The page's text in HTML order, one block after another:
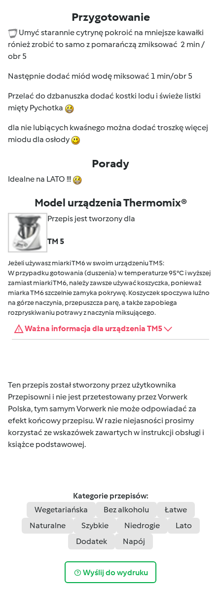
Przygotowanie
Umyć starannie cytrynę pokroić na mniejsze kawałki
rónież zrobić to samo z pomarańczą zmiksować 2 min /
obr 5
Następnie dodać miód wodę miksować 1 min/obr 5
Przelać do dzbanuszka dodać kostki lodu i świeże listki
mięty Pychotka
dla nie lubiących kwaśnego można dodać troszkę więcej
miodu dla osłody
Porady
Idealne na LATO !!!
Model urządzenia Thermomix®
Przepis jest tworzony dla
TM 5
Jeżeli używasz miarki TM6 w swoim urządzeniu TM5:
W przypadku gotowania (duszenia) w temperaturze 95°C i wyższej
zamiast miarki TM6, należy zawsze używać koszyczka, ponieważ
miarka TM6 szczelnie zamyka pokrywę. Koszyczek spoczywa luźno
na górze naczynia, przepuszcza parę, a także zapobiega
rozpryskiwaniu potrawy z naczynia miksującego.
Ważna informacja dla urządzenia TM5
Ten przepis został stworzony przez użytkownika
Przepisowni i nie jest przetestowany przez Vorwerk
Polska, tym samym Vorwerk nie może odpowiadać za
efekt końcowy przepisu. W razie niejasności prosimy
korzystać ze wskazówek zawartych w instrukcji obsługi i
książce podstawowej.
Kategorie przepisów:
Wegetariańska
Bez alkoholu
Łatwe
Naturalne
Szybkie Niedrogie
Lato
Dodatek
Napój
Wyślij do wydruku